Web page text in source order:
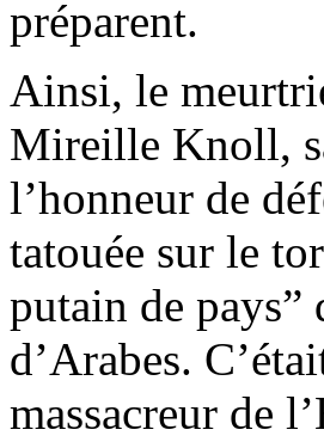
préparent.
Ainsi, le
Mireille Knoll,
l’honneur de
tatouée sur le
putain de pays”
d’Arabes.
massacreur de l’